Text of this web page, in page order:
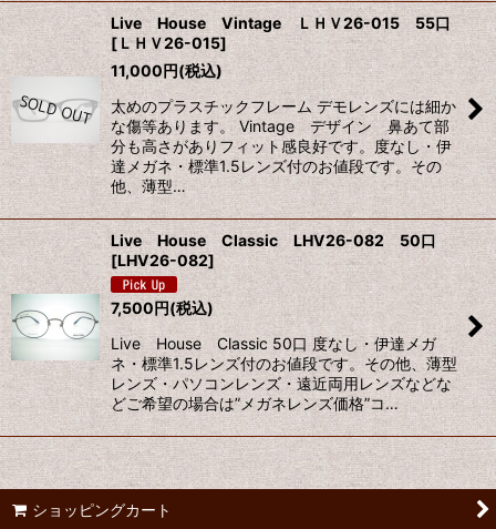
Live House Vintage ＬＨＶ26-015 55口
[ ＬＨＶ26-015]
11,000円(税込)
太めのプラスチックフレーム デモレンズには細か
な傷等あります。 Vintage デザイン 鼻あて部
分も高さがありフィット感良好です。度なし・伊
達メガネ・標準1.5レンズ付のお値段です。その
他、薄型…
Live House Classic LHV26-082 50口
[LHV26-082]
7,500円(税込)
Live House Classic 50口 度なし・伊達メガ
ネ・標準1.5レンズ付のお値段です。その他、薄型
レンズ・パソコンレンズ・遠近両用レンズなどな
どご希望の場合は”メガネレンズ価格”コ…
ショッピングカート